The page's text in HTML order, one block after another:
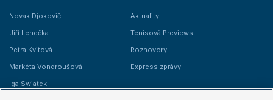
Novak Djokovič
Jiří Lehečka
Petra Kvitová
Markéta Vondroušová
Iga Swiatek
Aktuality
Tenisová Previews
Rozhovory
Express zprávy